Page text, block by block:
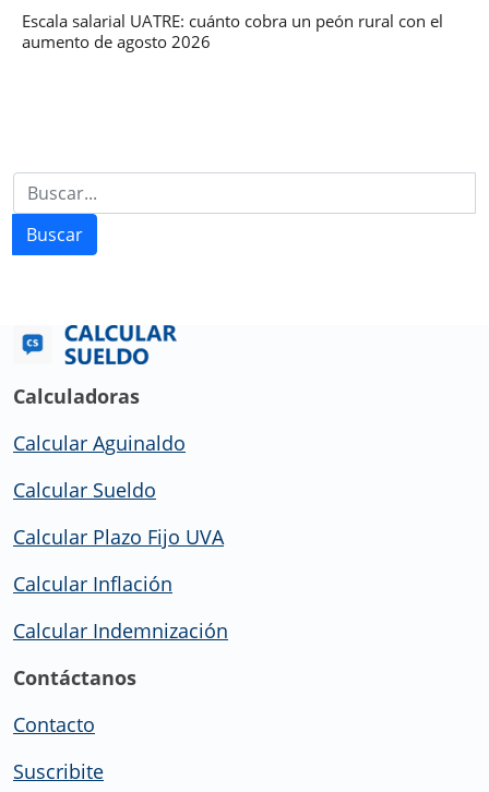
Escala salarial UATRE: cuánto cobra un peón rural con el
aumento de agosto 2026
Buscar
Calculadoras
Calcular Aguinaldo
Calcular Sueldo
Calcular Plazo Fijo UVA
Calcular Inflación
Calcular Indemnización
Contáctanos
Contacto
Suscribite